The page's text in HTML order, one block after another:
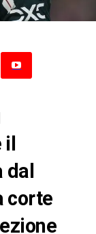
il
dal
corte